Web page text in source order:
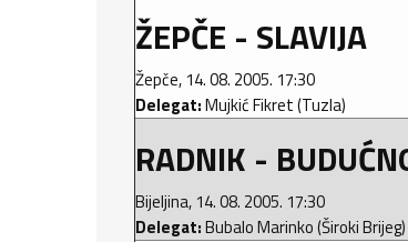
ŽEPČE - SLAVIJA
Žepče, 14. 08. 2005. 17:30
Delegat:Mujkić Fikret (Tuzla)
RADNIK -
Bijeljina, 14. 08. 2005. 17:30
Delegat:Bubalo Marinko (Široki Brijeg)